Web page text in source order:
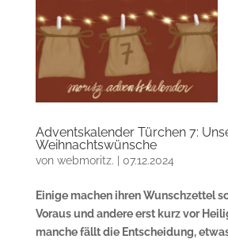
Adventskalender Türchen 7:
Weihnachtswünsche
von webmoritz. 07.12.2024
Einige machen ihren Wunschzettel
Voraus und andere erst kurz vor
manche fällt die Entscheidung,